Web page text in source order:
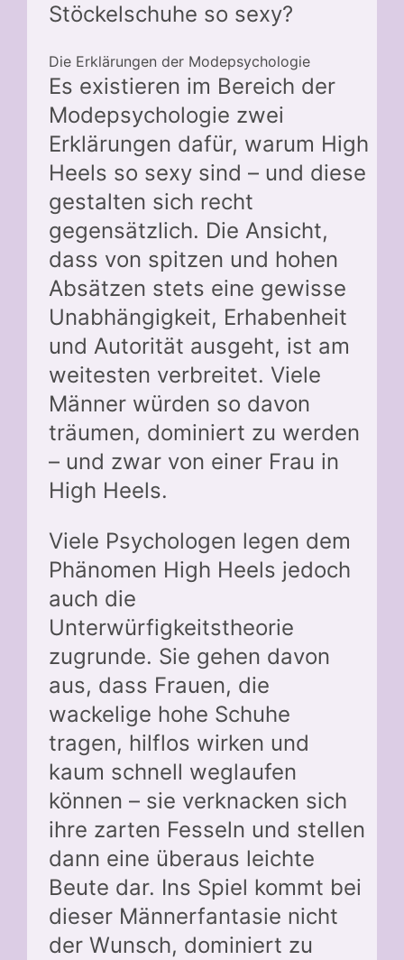
Stöckelschuhe so sexy?
Die Erklärungen der Modepsychologie
Es existieren im Bereich der
Modepsychologie zwei
Erklärungen dafür, warum High
Heels so sexy sind – und diese
gestalten sich recht
gegensätzlich. Die Ansicht,
dass von spitzen und hohen
Absätzen stets eine gewisse
Unabhängigkeit, Erhabenheit
und Autorität ausgeht, ist am
weitesten verbreitet. Viele
Männer würden so davon
träumen, dominiert zu werden
– und zwar von einer Frau in
High Heels.
Viele Psychologen legen dem
Phänomen High Heels jedoch
auch die
Unterwürfigkeitstheorie
zugrunde. Sie gehen davon
aus, dass Frauen, die
wackelige hohe Schuhe
tragen, hilflos wirken und
kaum schnell weglaufen
können – sie verknacken sich
ihre zarten Fesseln und stellen
dann eine überaus leichte
Beute dar. Ins Spiel kommt bei
dieser Männerfantasie nicht
der Wunsch, dominiert zu